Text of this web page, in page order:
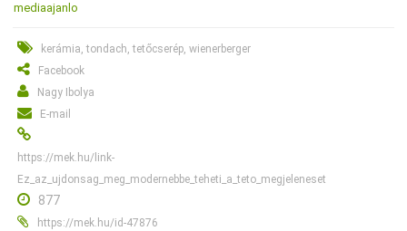
mediaajanlo
kerámia, tondach, tetőcserép, wienerberger
Facebook
Nagy Ibolya
E-mail
https://mek.hu/link-
Ez_az_ujdonsag_meg_modernebbe_teheti_a_teto_megjeleneset
877
https://mek.hu/id-47876